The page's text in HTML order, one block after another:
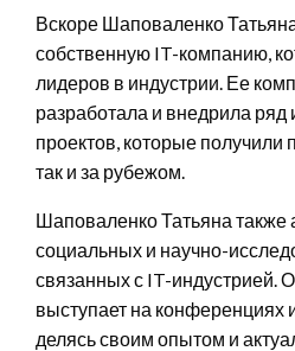
Вскоре Шаповаленко
собственную IT-компанию,
лидеров в индустрии. Ее
разработала и внедрила
проектов, которые получили
так и за рубежом.
Шаповаленко Татьяна также
социальных и научно-
связанных с IT-индустрией.
выступает на конференциях
делясь своим опытом и